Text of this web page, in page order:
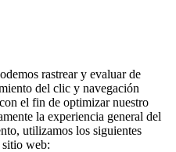
rastrear y evaluar de
del clic y navegación
el fin de optimizar nuestro
la experiencia general del
utilizamos los siguientes
sitio web: